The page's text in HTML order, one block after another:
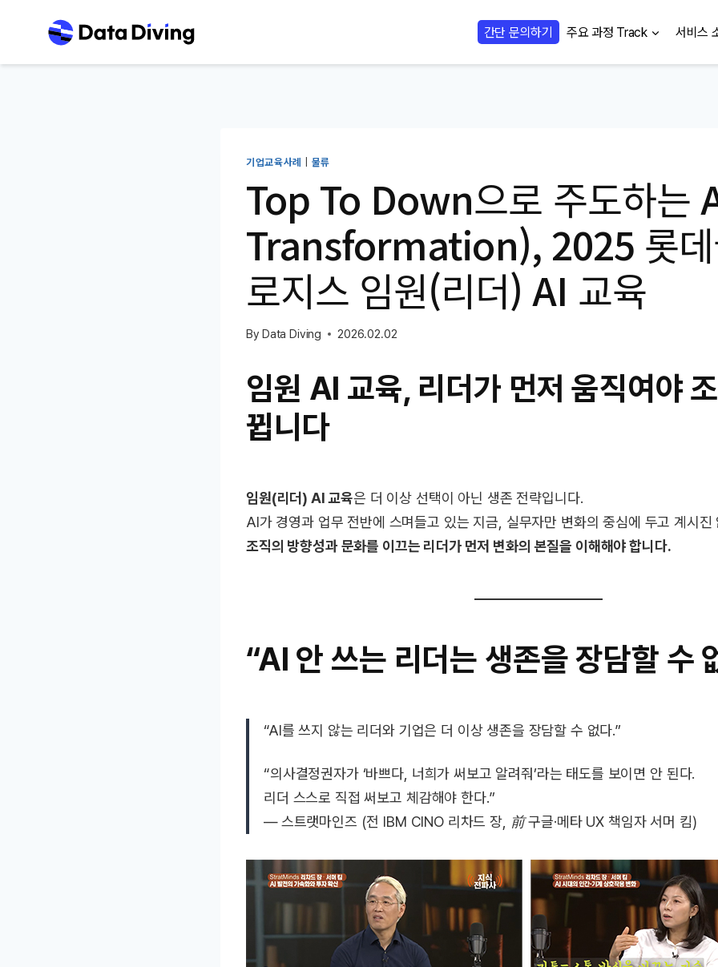
간단 문의하기 주요 과정 Track 서비스
기업교육사례 물류
Top To Down으로 주도하는
Transformation), 2025 롯데
로지스 임원(리더) AI 교육
By Data Diving 2026.02.02
임원 AI 교육, 리더가 먼저 움직여야
뀝니다
임원(리더) AI 교육은 더 이상 선택이 아닌 생존 전략입니다.
AI가 경영과 업무 전반에 스며들고 있는 지금, 실무자만 변화의 중심에 두고 계시진
조직의 방향성과 문화를 이끄는 리더가 먼저 변화의 본질을 이해해야 합니다.
“AI 안 쓰는 리더는 생존을 장담할 수
“AI를 쓰지 않는 리더와 기업은 더 이상 생존을 장담할 수 없다.”
“의사결정권자가 ‘바쁘다, 너희가 써보고 알려줘’라는 태도를 보이면 안 된다.
리더 스스로 직접 써보고 체감해야 한다.”
—스트랫마인즈 (전 IBM CINO 리차드 장, 前 구글·메타 UX 책임자 서머 킴)